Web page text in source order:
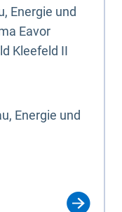
Energie und
Eavor
Kleefeld II
Energie und